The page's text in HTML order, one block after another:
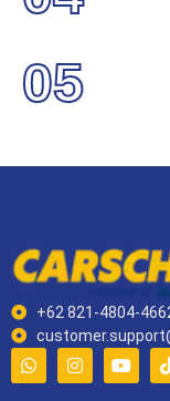
05
+62 821-4804-